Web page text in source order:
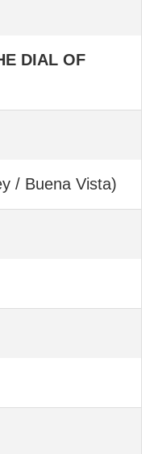
DIAL OF
/ Buena Vista)